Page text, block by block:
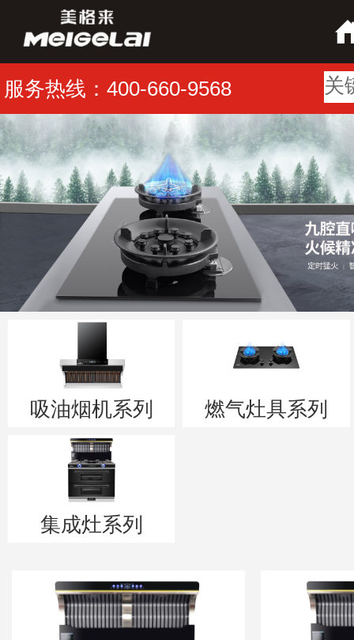
服务热线：400-660-9568
吸油烟机系列 燃气灶具系列
集成灶系列